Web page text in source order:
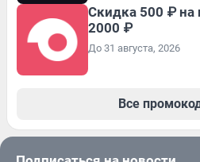
Скидка 500 ₽ на
2000 ₽
До 31 августа, 2026
Все